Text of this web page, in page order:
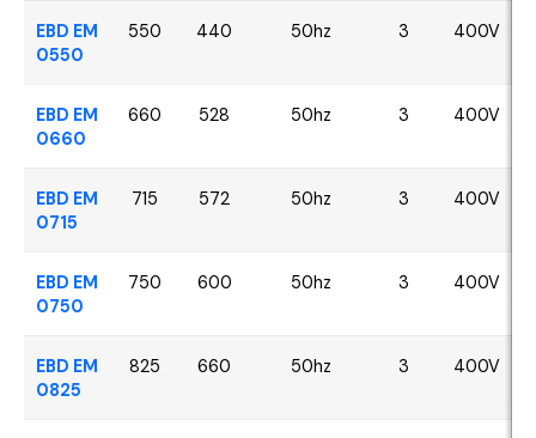
EBD EM
0550
550 440 50hz 3 400V
EBD EM
0660
660 528 50hz 3 400V
EBD EM
0715
715 572 50hz 3 400V
EBD EM
0750
750 600 50hz 3 400V
EBD EM
0825
825 660 50hz 3 400V